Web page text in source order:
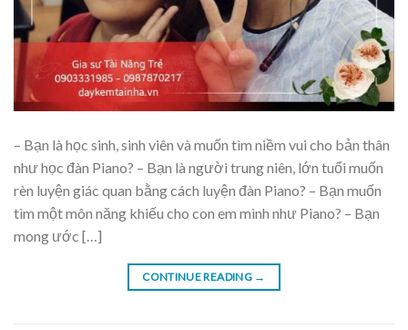
– Bạn là học sinh, sinh viên và muốn tìm niềm vui cho bản thân
như học đàn Piano? – Bạn là người trung niên, lớn tuổi muốn
rèn luyện giác quan bằng cách luyện đàn Piano? – Bạn muốn
tìm một môn năng khiếu cho con em mình như Piano? – Bạn
mong ước […]
CONTINUE READING →